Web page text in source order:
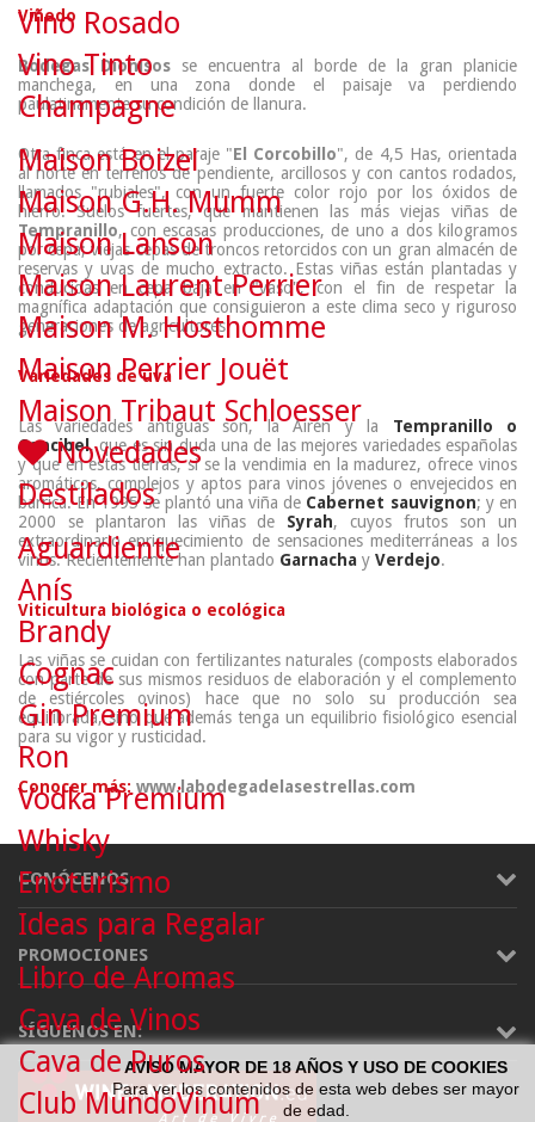
Viñedo
Bodegas Dionisos se encuentra al borde de la gran planicie
manchega, en una zona donde el paisaje va perdiendo
paulatinamente su condición de llanura.
Otra finca está en el paraje "El Corcobillo", de 4,5 Has, orientada
al norte en terrenos de pendiente, arcillosos y con cantos rodados,
llamados "rubiales", con un fuerte color rojo por los óxidos de
hierro. Suelos fuertes, que mantienen las más viejas viñas de
Tempranillo, con escasas producciones, de uno a dos kilogramos
por cepa; viejas cepas de troncos retorcidos con un gran almacén de
reservas y uvas de mucho extracto. Estas viñas están plantadas y
conducidas en cepa baja en "vaso", con el fin de respetar la
magnífica adaptación que consiguieron a este clima seco y riguroso
generaciones de agricultores.
Variedades de uva
Las variedades antiguas son, la Airén y la Tempranillo o
Cencibel, que es sin duda una de las mejores variedades españolas
y que en estas tierras, si se la vendimia en la madurez, ofrece vinos
aromáticos, complejos y aptos para vinos jóvenes o envejecidos en
barrica. En 1995 se plantó una viña de Cabernet sauvignon; y en
2000 se plantaron las viñas de
Syrah, cuyos frutos son un
extraordinario enriquecimiento de sensaciones mediterráneas a los
vinos. Recientemente han plantado Garnacha y Verdejo.
Viticultura biológica o ecológica
Las viñas se cuidan con fertilizantes naturales (composts elaborados
con parte de sus mismos residuos de elaboración y el complemento
de estiércoles ovinos) hace que no solo su producción sea
equilibrada, sino que además tenga un equilibrio fisiológico esencial
para su vigor y rusticidad.
Conocer más: www.labodegadelasestrellas.com
CONÓCENOS
PROMOCIONES
SÍGUENOS EN:
AVISO MAYOR DE 18 AÑOS Y USO DE COOKIES
Para ver los contenidos de esta web debes ser mayor
de edad.
Vino Rosado
Vino Tinto
Champagne
Maison Boizel
Maison G.H. Mumm
Maison Lanson
Maison Laurent Perrier
Maison M. Hosthomme
Maison Perrier Jouët
Maison Tribaut Schloesser
Novedades
Destilados
Aguardiente
Anís
Brandy
Cognac
Gin Premium
Ron
Vodka Premium
Whisky
Enoturismo
Ideas para Regalar
Libro de Aromas
Cava de Vinos
Cava de Puros
Club MundoVinum